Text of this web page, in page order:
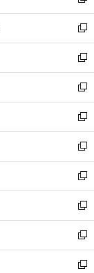
開
く
ウ
で
開
く
し
い
ウ
ィ
ン
ド
ウ
で
開
く
新
し
い
ウ
ィ
ン
ド
ウ
で
開
く
新
し
い
ウ
ィ
ン
ド
ウ
で
開
く
新
し
い
ウ
ィ
ン
ド
ウ
で
開
く
新
し
い
ウ
ィ
ン
ド
ウ
で
開
く
新
し
い
ウ
ィ
ン
ド
ウ
で
新
し
い
ウ
ィ
ン
ド
新
し
い
ウ
ィ
新
し
い
新